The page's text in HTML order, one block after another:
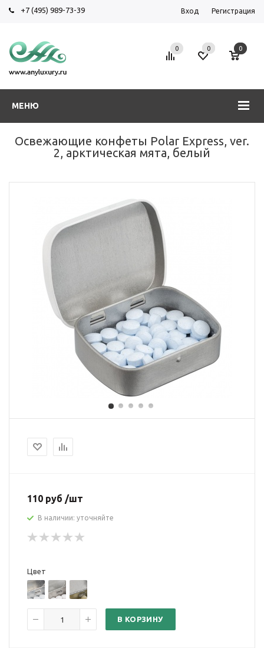
+7 (495) 989-73-39 Вход Регистрация
МЕНЮ
0 0 0
Освежающие конфеты Polar Express, ver.
2, арктическая мята, белый
110 руб /шт
В наличии: уточняйте
Цвет
В КОРЗИНУ